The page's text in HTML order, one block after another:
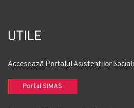
UTILE
Accesează Portalul Asistenților Sociali
Portal SIMAS